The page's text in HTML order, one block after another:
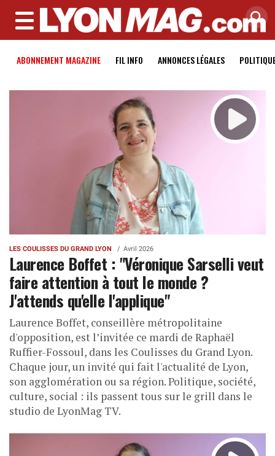
MENU
ABONNEMENT MAGAZINE FIL INFO ANNONCES LÉGALES
LES COULISSES DU GRAND LYON Avril 2026
Laurence Boffet : "Véronique Sarselli veut
faire attention à tout le monde ?
J'attends qu'elle l'applique"
Laurence Boffet, conseillère métropolitaine
d'opposition, est l’invitée ce mardi de Raphaël
Ruffier-Fossoul, dans les Coulisses du Grand Lyon.
Chaque jour, un invité qui fait l'actualité de Lyon,
son agglomération ou sa région. Politique, société,
culture, social : ils passent tous sur le grill dans le
studio de LyonMag TV.